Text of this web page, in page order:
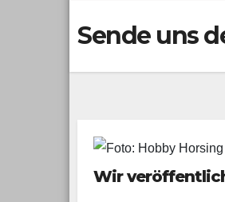
Sende uns
Wir